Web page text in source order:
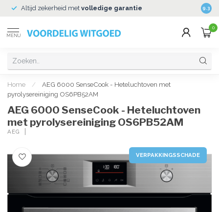
Altijd zekerheid met volledige garantie 9.3
MENU
0
Home /
AEG 6000 SenseCook - Heteluchtoven met
pyrolysereiniging OS6PB52AM
AEG 6000 SenseCook - Heteluchtoven
met pyrolysereiniging OS6PB52AM
AEG
VERPAKKINGSSCHADE